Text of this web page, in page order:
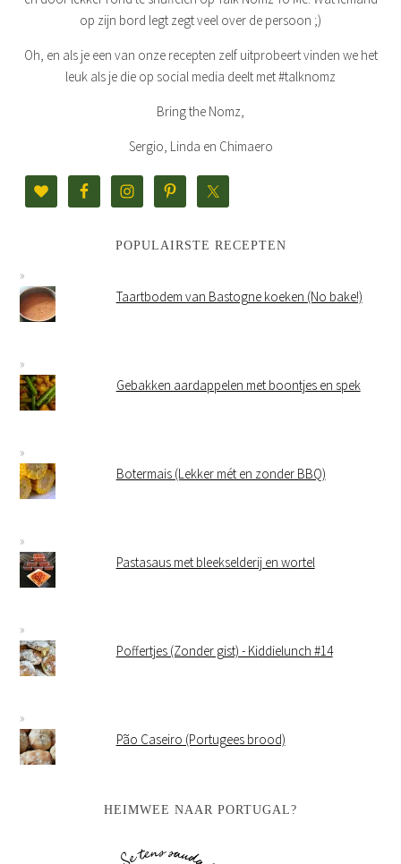
op zijn bord legt zegt veel over de persoon ;)
Oh, en als je een van onze recepten zelf uitprobeert vinden we het
leuk als je die op social media deelt met #talknomz
Bring the Nomz,
Sergio, Linda en Chimaero
POPULAIRSTE RECEPTEN
Taartbodem van Bastogne koeken (No bake!)
Gebakken aardappelen met boontjes en spek
Botermais (Lekker mét en zonder BBQ)
Pastasaus met bleekselderij en wortel
Poffertjes (Zonder gist) - Kiddielunch #14
Pão Caseiro (Portugees brood)
HEIMWEE NAAR PORTUGAL?